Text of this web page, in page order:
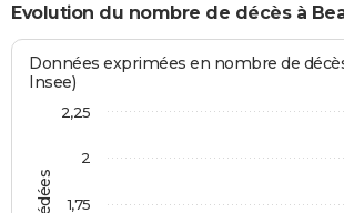
Evolution du nombre de décès à
Données exprimées en nombre de
Insee)
1,75
2
2,25